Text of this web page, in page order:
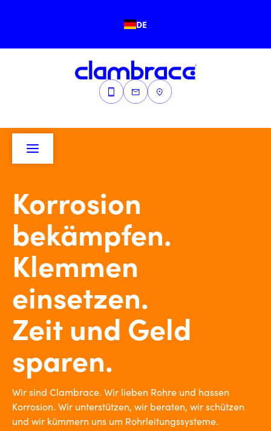
DE
Korrosion
bekämpfen.
Klemmen
einsetzen.
Zeit und Geld
sparen.
Wir sind Clambrace. Wir lieben Rohre und hassen
Korrosion. Wir unterstützen, wir beraten, wir schützen
und wir kümmern uns um Rohrleitungssysteme.